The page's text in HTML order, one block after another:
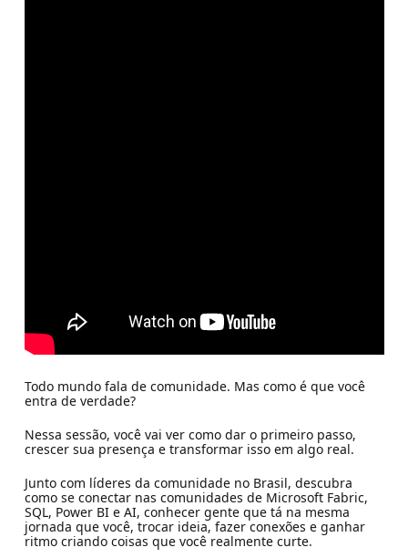
Todo mundo fala de comunidade. Mas como é que você
entra de verdade?
Nessa sessão, você vai ver como dar o primeiro passo,
crescer sua presença e transformar isso em algo real.
Junto com líderes da comunidade no Brasil, descubra
como se conectar nas comunidades de Microsoft Fabric,
SQL, Power BI e AI, conhecer gente que tá na mesma
jornada que você, trocar ideia, fazer conexões e ganhar
ritmo criando coisas que você realmente curte.